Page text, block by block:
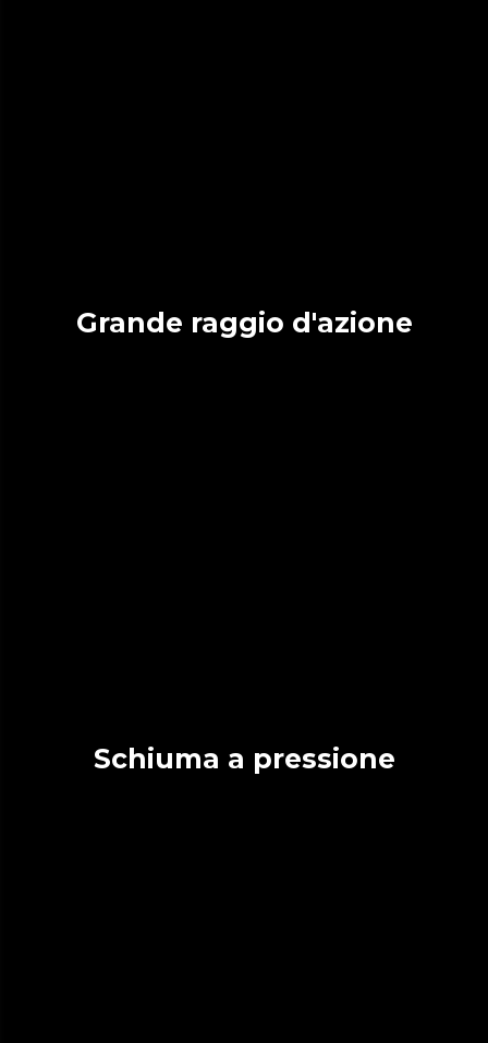
Grande raggio d'azione
Schiuma a pressione